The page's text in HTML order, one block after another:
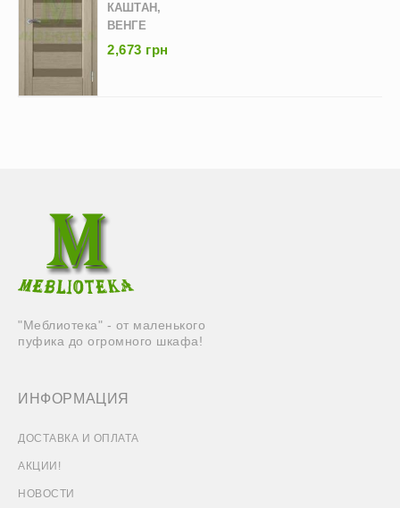
КАШТАН,
ВЕНГЕ
2,673 грн
"Меблиотека" - от маленького
пуфика до огромного шкафа!
ИНФОРМАЦИЯ
ДОСТАВКА И ОПЛАТА
АКЦИИ!
НОВОСТИ